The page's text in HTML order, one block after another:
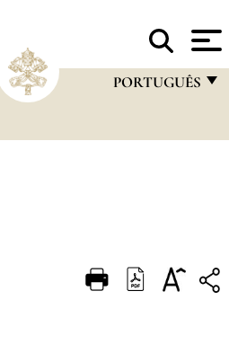
PORTUGUÊS
DEUTSCH